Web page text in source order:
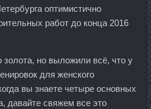
оптимистично
работ до конца 2016
золота, но выложили всё, что у
для женского
вы знаете четыре основных
давайте свяжем все это